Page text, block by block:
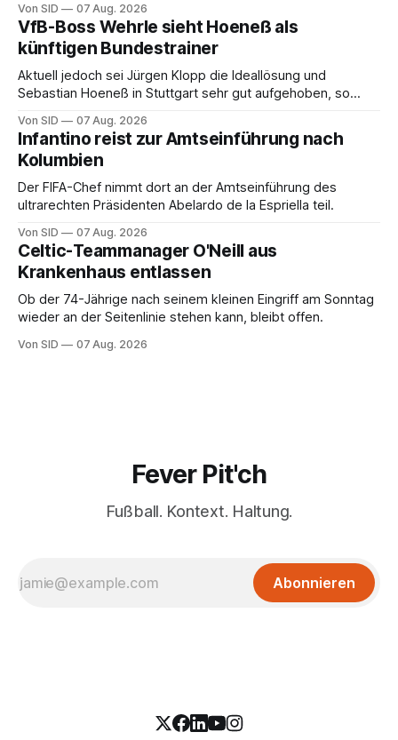
Von SID 07 Aug. 2026
VfB-Boss Wehrle sieht Hoeneß als
künftigen Bundestrainer
Aktuell jedoch sei Jürgen Klopp die Ideallösung und
Sebastian Hoeneß in Stuttgart sehr gut aufgehoben, so
Von SID 07 Aug. 2026
Infantino reist zur Amtseinführung nach
Kolumbien
Der FIFA-Chef nimmt dort an der Amtseinführung des
ultrarechten Präsidenten Abelardo de la Espriella teil.
Von SID 07 Aug. 2026
Celtic-Teammanager O'Neill aus
Krankenhaus entlassen
Ob der 74-Jährige nach seinem kleinen Eingriff am Sonntag
wieder an der Seitenlinie stehen kann, bleibt offen.
Von SID 07 Aug. 2026
Fever Pit'ch
Fußball. Kontext. Haltung.
Abonnieren